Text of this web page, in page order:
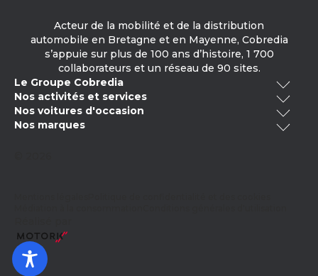
Acteur de la mobilité et de la distribution
automobile en Bretagne et en Mayenne, Cobredia
s’appuie sur plus de 100 ans d’histoire, 1 700
collaborateurs et un réseau de 90 sites.
Le Groupe Cobredia
Qui sommes-nous ?
Nos engagements RSE
Nos activités et services
Cobredia Finance
Prendre RDV en atelier
Vendre votre véhicule
Nos voitures d'occasion
Voitures occasion Bretagne
Voitures occasion Renault
Nos marques
SEAT
Kia